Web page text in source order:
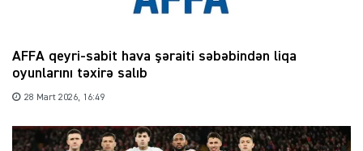
AFFA qeyri-sabit hava şəraiti səbəbindən liqa
oyunlarını təxirə salıb
28 Mart 2026, 16:49